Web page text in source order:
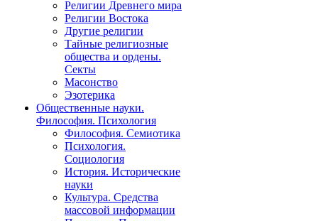
Религии Древнего мира
Религии Востока
Другие религии
Тайные религиозные
общества и ордены.
Секты
Масонство
Эзотерика
Общественные науки.
Философия. Психология
Философия. Семиотика
Психология.
Социология
История. Исторические
науки
Культура. Средства
массовой информации